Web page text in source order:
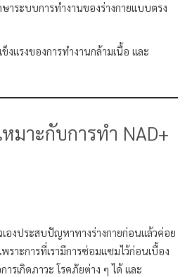
าระบบการทำงานของร่างกายแบบตรง
งแรงของการทำงานกล้ามเนื้อ และ
มาะกับการทำ NAD+
เองประสบปัญหาทางร่างกายก่อนแล้วค่อย
ราะการที่เรามีการซ่อมแซมไว้ก่อนเบื้อง
รเกิดภาวะ โรคภัยต่าง ๆ ได้ และ